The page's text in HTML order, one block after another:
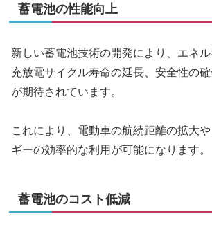
蓄電池の性能向上
新しい蓄電池技術の開発により、エネル
充放電サイクル寿命の延長、安全性の
が期待されています。
これにより、電動車の航続距離の拡大
ギーの効率的な利用が可能になります。
蓄電池のコスト低減